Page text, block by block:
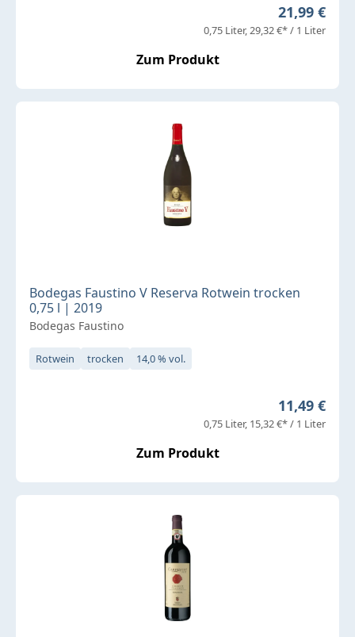
Regulärer
21,99 €
0,75 Liter 29,32 €* / 1 Liter
Zum Produkt
Bodegas Faustino V Reserva Rotwein trocken
0,75 l | 2019
Bodegas Faustino
Rotwein trocken 14,0 % vol.
Regulärer
11,49 €
0,75 Liter 15,32 €* / 1 Liter
Zum Produkt